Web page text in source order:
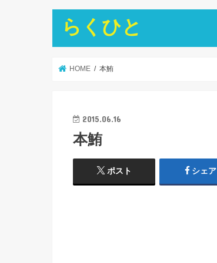
らくひと
HOME 本鮪
2015.06.16
本鮪
ポスト シェア